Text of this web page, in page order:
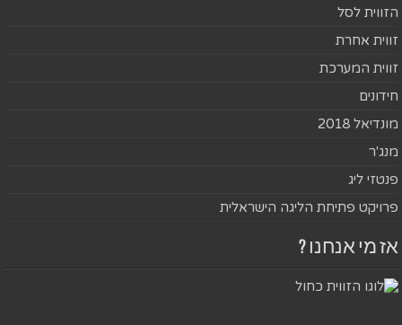
הזווית לסל
זווית אחרת
זווית המערכת
חידונים
מונדיאל 2018
מנג'ר
פנטזי ליג
פרויקט פתיחת הליגה הישראלית
אז מי אנחנו ?